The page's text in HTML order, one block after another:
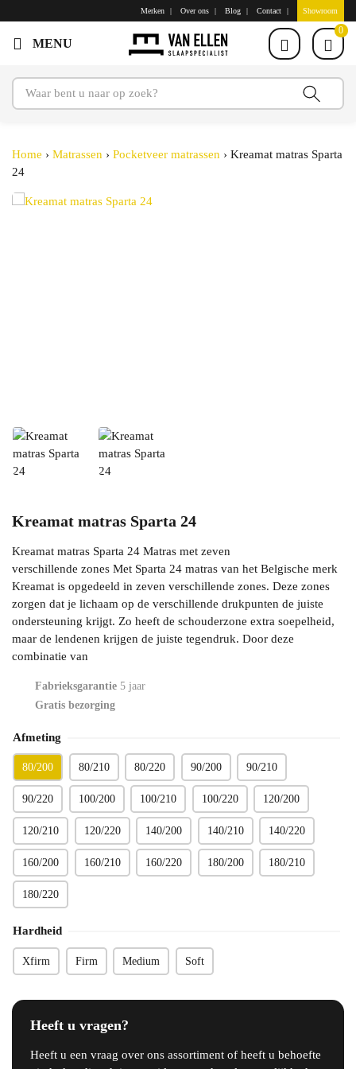
Merken Over ons Blog Contact Showroom
0
Home › Matrassen › Pocketveer matrassen › Kreamat matras Sparta
24
Kreamat matras Sparta 24
Kreamat matras Sparta 24 Matras met zeven
verschillende zones Met Sparta 24 matras van het Belgische merk
Kreamat is opgedeeld in zeven verschillende zones. Deze zones
zorgen dat je lichaam op de verschillende drukpunten de juiste
ondersteuning krijgt. Zo heeft de schouderzone extra soepelheid,
maar de lendenen krijgen de juiste tegendruk. Door deze
combinatie van
Fabrieksgarantie 5 jaar
Gratis bezorging
Afmeting
80/200 80/210 80/220 90/200 90/210
90/220 100/200 100/210 100/220 120/200
120/210 120/220 140/200 140/210 140/220
160/200 160/210 160/220 180/200 180/210
180/220
Hardheid
Xfirm Firm Medium Soft
Heeft u vragen?
Heeft u een vraag over ons assortiment of heeft u behoefte